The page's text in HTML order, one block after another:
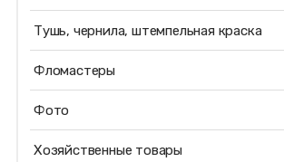
Тушь, чернила, штемпельная краска
Фломастеры
Фото
Хозяйственные товары